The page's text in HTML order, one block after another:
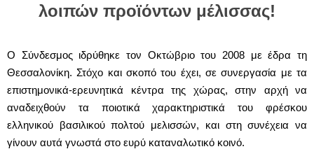
λοιπών προϊόντων μέλισσας!
Ο Σύνδεσμος ιδρύθηκε τον Οκτώβριο του 2008 με έδρα τη
Θεσσαλονίκη. Στόχο και σκοπό του έχει, σε συνεργασία με τα
επιστημονικά-ερευνητικά κέντρα της χώρας, στην αρχή να
αναδειχθούν τα ποιοτικά χαρακτηριστικά του φρέσκου
ελληνικού βασιλικού πολτού μελισσών, και στη συνέχεια να
γίνουν αυτά γνωστά στο ευρύ καταναλωτικό κοινό.